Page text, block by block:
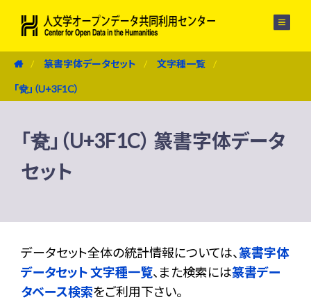
篆書字体データセット 文字種一覧
「㼜」（U+3F1C）
「㼜」（U+3F1C） 篆書字体データ
セット
データセット全体の統計情報については、篆書字体
データセット 文字種一覧、また検索には篆書デー
タベース検索をご利用下さい。